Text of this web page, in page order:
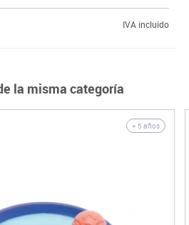
IVA incluido
la misma categoría
+ 5 años